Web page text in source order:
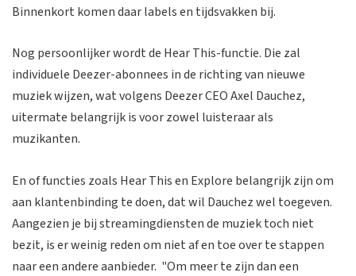
Binnenkort komen daar labels en tijdsvakken bij.
Nog persoonlijker wordt de Hear This-functie. Die zal
individuele Deezer-abonnees in de richting van nieuwe
muziek wijzen, wat volgens Deezer CEO Axel Dauchez,
uitermate belangrijk is voor zowel luisteraar als
muzikanten.
En of functies zoals Hear This en Explore belangrijk zijn om
aan klantenbinding te doen, dat wil Dauchez wel toegeven.
Aangezien je bij streamingdiensten de muziek toch niet
bezit, is er weinig reden om niet af en toe over te stappen
naar een andere aanbieder. "Om meer te zijn dan een